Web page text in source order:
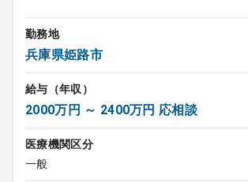
勤務地
兵庫県姫路市
給与（年収）
2000万円 ～ 2400万円 応相談
医療機関区分
一般